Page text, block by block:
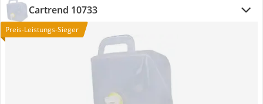
Cartrend 10733
Preis-Leistungs-Sieger